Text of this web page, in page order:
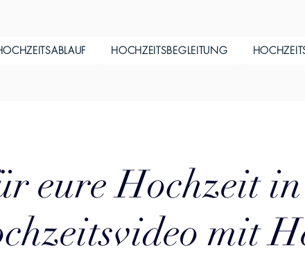
HOCHZEITSBEGLEITUNG
eure Hochzeit
mit